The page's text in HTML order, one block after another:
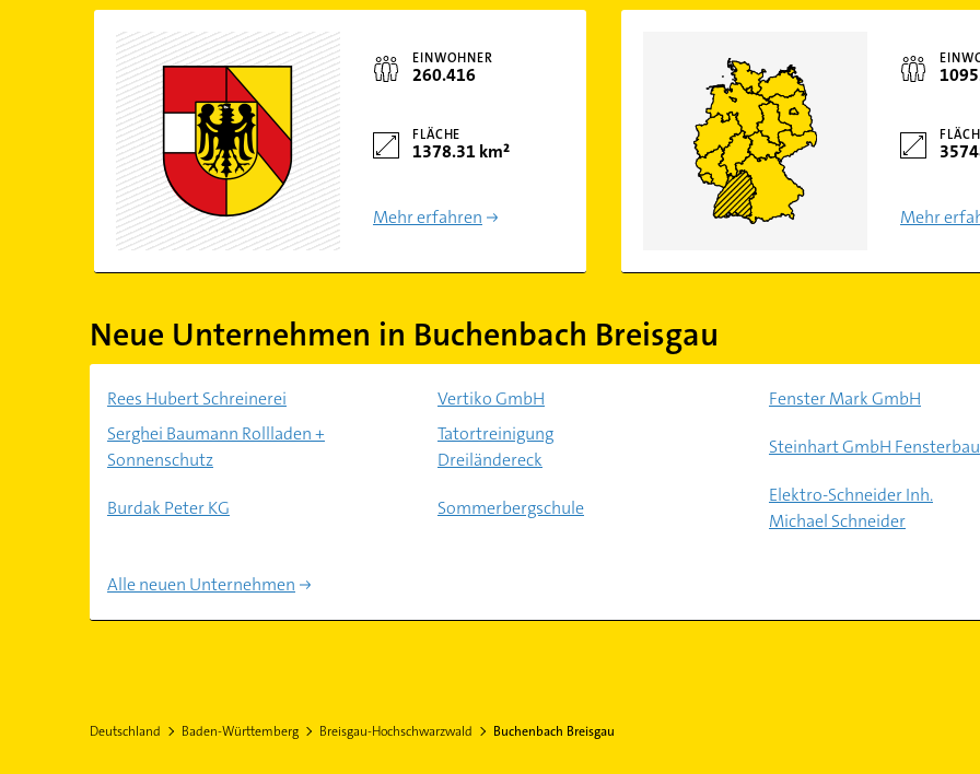
EINWOHNER
260.416
FLÄCHE
1378.31 km²
Mehr erfahren Mehr
Neue Unternehmen in Buchenbach Breisgau
Rees Hubert Schreinerei Vertiko GmbH
Fenster Mark GmbH
Serghei Baumann Rollladen +
Sonnenschutz
Tatortreinigung
Dreiländereck
Steinhart GmbH Fensterbau
Burdak Peter KG Sommerbergschule
Elektro-Schneider Inh.
Michael Schneider
Alle neuen Unternehmen
Deutschland Baden-Württemberg Breisgau-Hochschwarzwald Buchenbach Breisgau